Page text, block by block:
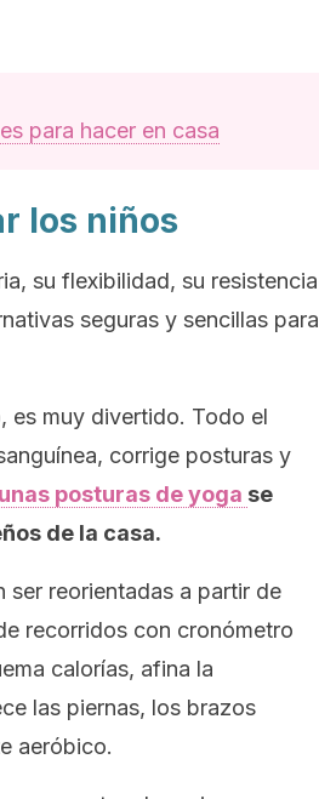
para hacer en casa
los niños
su flexibilidad, su resistencia
seguras y sencillas para
es muy divertido. Todo el
corrige posturas y
posturas de yoga se
de la casa.
ser reorientadas a partir de
recorridos con cronómetro
calorías, afina la
las piernas, los brazos
aeróbico.